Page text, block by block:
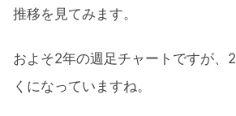
推移を見てみます。
およそ2年の週足チャートですが、
くになっていますね。